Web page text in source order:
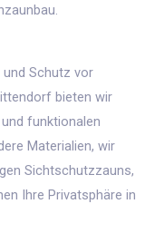
Schutz vor
bieten wir
funktionalen
Materialien, wir
Sichtschutzzauns,
Ihre Privatsphäre in